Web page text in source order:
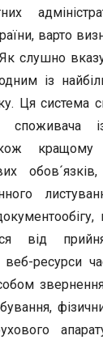
варто
Як слушно
із
Ця система
споживача
від
ресурси